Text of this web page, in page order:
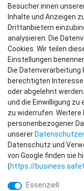
Besucher:innen
Inhalte und Anzeigen
Drittanbietern
analysieren. Die
Cookies. Wir teilen
Einstellungen
Die Datenverarbeitung
berechtigten
oder abgelehnt
und die Einwilligung
zu widerrufen.
personenbezogener
unserer
Datenschutz und
von Google finden sie
(https://
Essenziell